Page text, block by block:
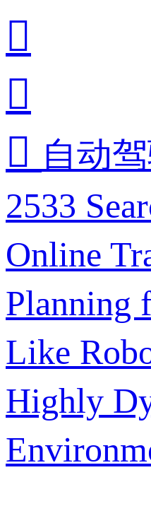


 自动
2533
Online
Planning
Like
Highly